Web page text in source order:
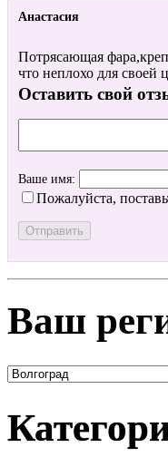
Анастасия
Потрясающая
что неплохо для своей
Оставить свой
Ваше имя:
Пожалуйста,
Ваш